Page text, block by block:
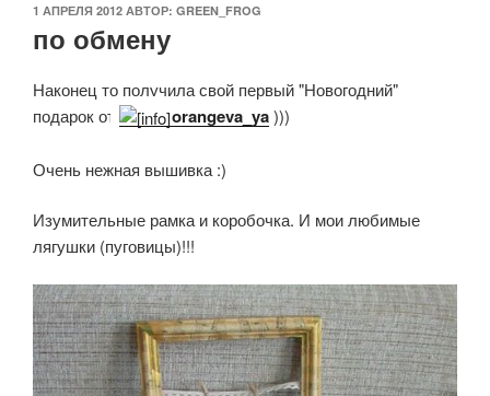
ОПУБЛИКОВАНО
1 АПРЕЛЯ 2012 АВТОР: GREEN_FROG
по обмену
Наконец то получила свой первый "Новогодний"
подарок от
orangeva_ya)))
Очень нежная вышивка :)
Изумительные рамка и коробочка. И мои любимые
лягушки (пуговицы)!!!